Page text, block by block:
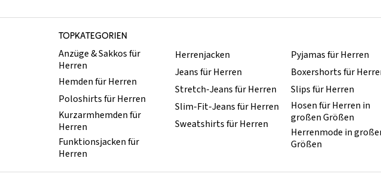
TOPKATEGORIEN
Anzüge & Sakkos für
Herren
Hemden für Herren
Poloshirts für Herren
Kurzarmhemden für
Herren
Funktionsjacken für
Herren
Herrenjacken
Jeans für Herren
Stretch-Jeans für Herren
Slim-Fit-Jeans für Herren
Sweatshirts für Herren
Pyjamas für Herren
Boxershorts für
Slips für Herren
Hosen für Herren in
großen Größen
Herrenmode in
Größen